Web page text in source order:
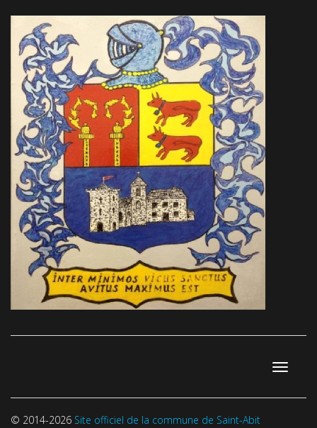
Toggle
© 2014-2026 Site officiel de la commune de Saint-Abit